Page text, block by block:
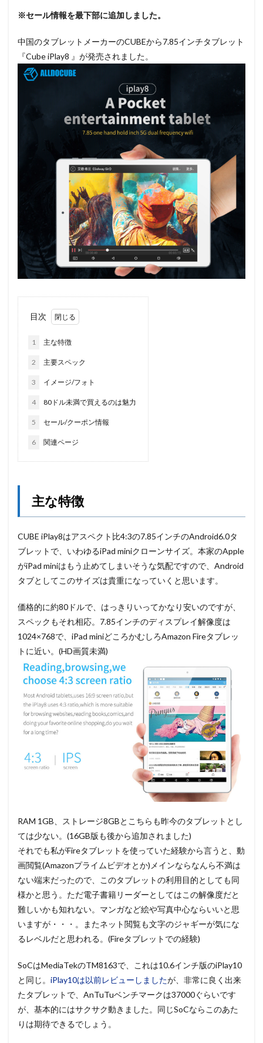
※セール情報を最下部に追加しました。
中国のタブレットメーカーのCUBEから7.85インチタブレット
『Cube iPlay8 』が発売されました。
目次
1 主な特徴
2 主要スペック
3 イメージ/フォト
4 80ドル未満で買えるのは魅力
5 セール/クーポン情報
6 関連ページ
主な特徴
CUBE iPlay8はアスペクト比4:3の7.85インチのAndroid6.0タ
ブレットで、いわゆるiPad miniクローンサイズ。本家のApple
がiPad miniはもう止めてしまいそうな気配ですので、Android
タブとしてこのサイズは貴重になっていくと思います。
価格的に約80ドルで、はっきりいってかなり安いのですが、
スペックもそれ相応。7.85インチのディスプレイ解像度は
1024×768で、iPad miniどころかむしろAmazon Fireタブレッ
トに近い。(HD画質未満)
RAM 1GB、ストレージ8GBとこちらも昨今のタブレットとし
ては少ない。(16GB版も後から追加されました)
それでも私がFireタブレットを使っていた経験から言うと、動
画閲覧(Amazonプライムビデオとか)メインならなんら不満は
ない端末だったので、このタブレットの利用目的としても同
様かと思う。ただ電子書籍リーダーとしてはこの解像度だと
難しいかも知れない。マンガなど絵や写真中心ならいいと思
いますが・・・。またネット閲覧も文字のジャギーが気にな
るレベルだと思われる。(Fireタブレットでの経験)
SoCはMediaTekのTM8163で、これは10.6インチ版のiPlay10
と同じ。 iPlay10は以前レビューしましたが、非常に良く出来
たタブレットで、AnTuTuベンチマークは37000ぐらいです
が、基本的にはサクサク動きました。同じSoCならこのあた
りは期待できるでしょう。